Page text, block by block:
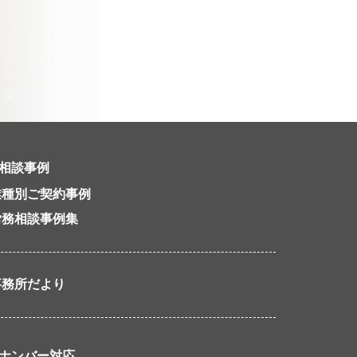
談事例
別ご契約事例
相談事例集
所だより